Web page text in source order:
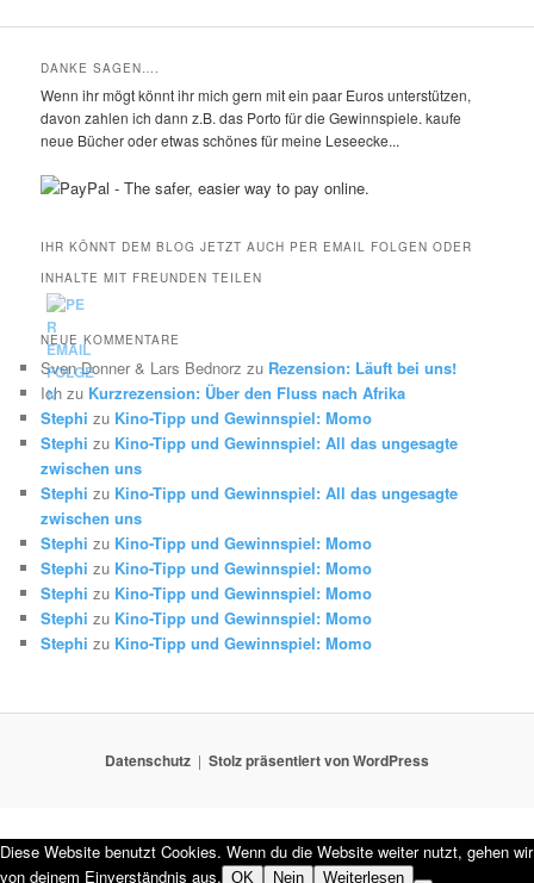
DANKE SAGEN….
Wenn ihr mögt könnt ihr mich gern mit ein paar Euros unterstützen,
davon zahlen ich dann z.B. das Porto für die Gewinnspiele. kaufe
neue Bücher oder etwas schönes für meine Leseecke...
IHR KÖNNT DEM BLOG JETZT AUCH PER EMAIL FOLGEN ODER
INHALTE MIT FREUNDEN TEILEN
NEUE KOMMENTARE
Sven Donner & Lars Bednorz zu Rezension: Läuft bei uns!
Ich zu Kurzrezension: Über den Fluss nach Afrika
Stephi zu Kino-Tipp und Gewinnspiel: Momo
Stephi zu Kino-Tipp und Gewinnspiel: All das ungesagte
zwischen uns
Stephi zu Kino-Tipp und Gewinnspiel: All das ungesagte
zwischen uns
Stephi zu Kino-Tipp und Gewinnspiel: Momo
Stephi zu Kino-Tipp und Gewinnspiel: Momo
Stephi zu Kino-Tipp und Gewinnspiel: Momo
Stephi zu Kino-Tipp und Gewinnspiel: Momo
Stephi zu Kino-Tipp und Gewinnspiel: Momo
Datenschutz Stolz präsentiert von WordPress
Diese Website benutzt Cookies. Wenn du die Website weiter nutzt, gehen wir
von deinem Einverständnis aus. OK Nein Weiterlesen